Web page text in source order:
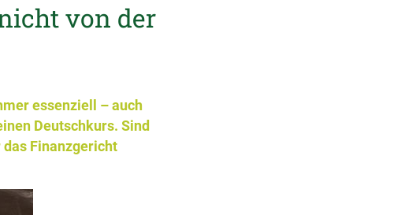
von der
essenziell – auch
Deutschkurs. Sind
Finanzgericht